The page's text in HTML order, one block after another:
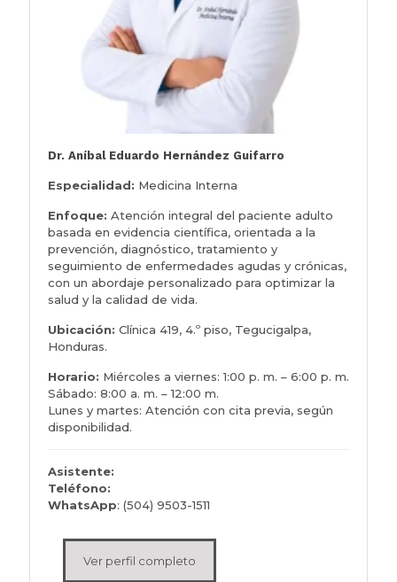
Dr. Aníbal Eduardo Hernández Guifarro
Especialidad: Medicina Interna
Enfoque: Atención integral del paciente adulto
basada en evidencia científica, orientada a la
prevención, diagnóstico, tratamiento y
seguimiento de enfermedades agudas y crónicas,
con un abordaje personalizado para optimizar la
salud y la calidad de vida.
Ubicación: Clínica 419, 4.º piso, Tegucigalpa,
Honduras.
Horario: Miércoles a viernes: 1:00 p. m. – 6:00 p. m.
Sábado: 8:00 a. m. – 12:00 m.
Lunes y martes: Atención con cita previa, según
disponibilidad.
Asistente:
Teléfono:
WhatsApp: (504) 9503-1511
Ver perfil completo